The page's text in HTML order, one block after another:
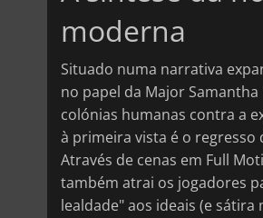
moderna
Situado numa narrativa
no papel da Major
colónias humanas contra a
à primeira vista é o
Através de cenas em Full
também atrai os jogadores
lealdade" aos ideais (e